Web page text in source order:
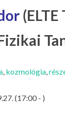
IL
LA
G
O
G
(ELTE
, kozmológia,
(17:00 - )